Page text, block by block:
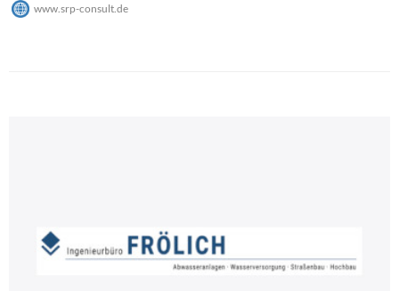
www.srp-consult.de